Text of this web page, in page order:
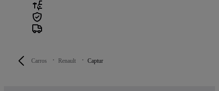
Carros Renault Captur